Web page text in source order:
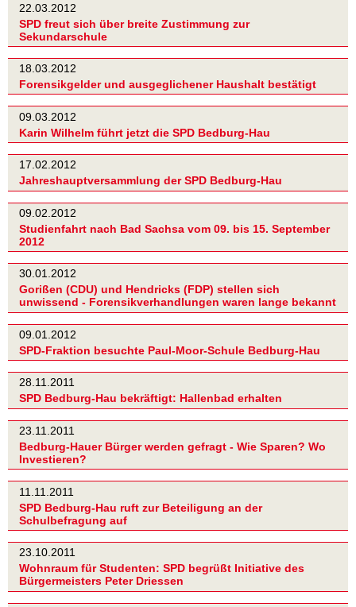
22.03.2012
SPD freut sich über breite Zustimmung zur
Sekundarschule
18.03.2012
Forensikgelder und ausgeglichener Haushalt bestätigt
09.03.2012
Karin Wilhelm führt jetzt die SPD Bedburg-Hau
17.02.2012
Jahreshauptversammlung der SPD Bedburg-Hau
09.02.2012
Studienfahrt nach Bad Sachsa vom 09. bis 15. September
2012
30.01.2012
Gorißen (CDU) und Hendricks (FDP) stellen sich
unwissend - Forensikverhandlungen waren lange bekannt
09.01.2012
SPD-Fraktion besuchte Paul-Moor-Schule Bedburg-Hau
28.11.2011
SPD Bedburg-Hau bekräftigt: Hallenbad erhalten
23.11.2011
Bedburg-Hauer Bürger werden gefragt - Wie Sparen? Wo
Investieren?
11.11.2011
SPD Bedburg-Hau ruft zur Beteiligung an der
Schulbefragung auf
23.10.2011
Wohnraum für Studenten: SPD begrüßt Initiative des
Bürgermeisters Peter Driessen